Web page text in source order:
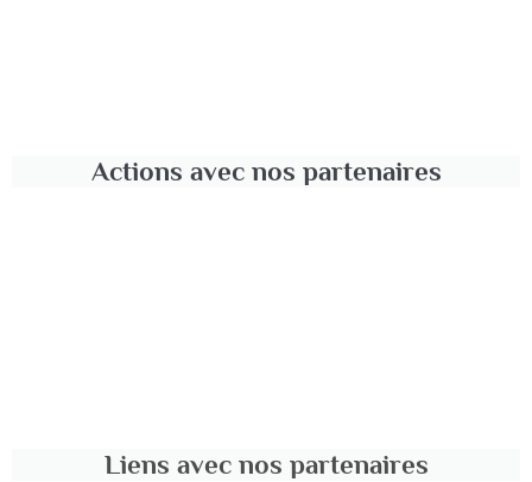
Actions avec nos partenaires
Liens avec nos partenaires